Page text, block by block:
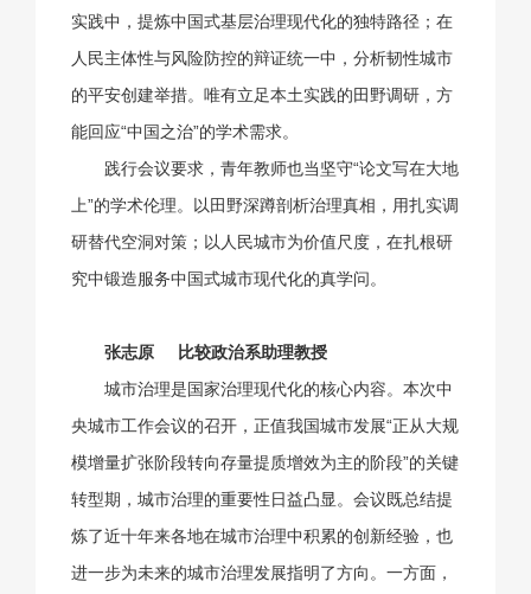
实践中，提炼中国式基层治理现代化的独特路径；在
人民主体性与风险防控的辩证统一中，分析韧性城市
的平安创建举措。唯有立足本土实践的田野调研，方
能回应“中国之治”的学术需求。
践行会议要求，青年教师也当坚守“论文写在大地
上”的学术伦理。以田野深蹲剖析治理真相，用扎实调
研替代空洞对策；以人民城市为价值尺度，在扎根研
究中锻造服务中国式城市现代化的真学问。
张志原
比较政治系助理教授
城市治理是国家治理现代化的核心内容。本次中
央城市工作会议的召开，正值我国城市发展“正从大规
模增量扩张阶段转向存量提质增效为主的阶段”的关键
转型期，城市治理的重要性日益凸显。会议既总结提
炼了近十年来各地在城市治理中积累的创新经验，也
进一步为未来的城市治理发展指明了方向。一方面，